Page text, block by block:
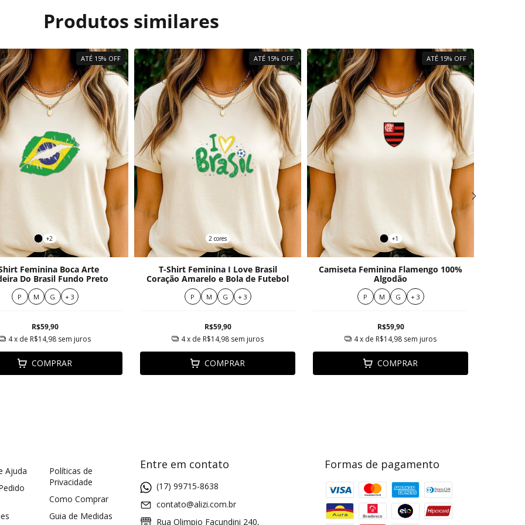
Produtos similares
ATÉ 15% OFF
+2
Feminina Boca Arte
Do Brasil Fundo Preto
P M G + 3
R$59,90
4x de R$14,98 sem juros
COMPRAR
ATÉ 15% OFF
2 cores
T-Shirt Feminina I Love Brasil
Coração Amarelo e Bola de Futebol
P M G + 3
R$59,90
4x de R$14,98 sem juros
COMPRAR
ATÉ 15% OFF
+1
Camiseta Feminina Flamengo 100%
Algodão
P M G + 3
R$59,90
4x de R$14,98 sem juros
COMPRAR
Ajuda
Políticas de
Privacidade
Como Comprar
Guia de Medidas
Entre em contato
(17) 99715-8638
contato@alizi.com.br
Rua Olimpio Facundini 240,
Formas de pagamento